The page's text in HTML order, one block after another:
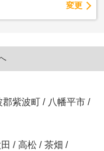
変更
郡紫波町 / 八幡平市 /
/ 高松 / 茶畑 /